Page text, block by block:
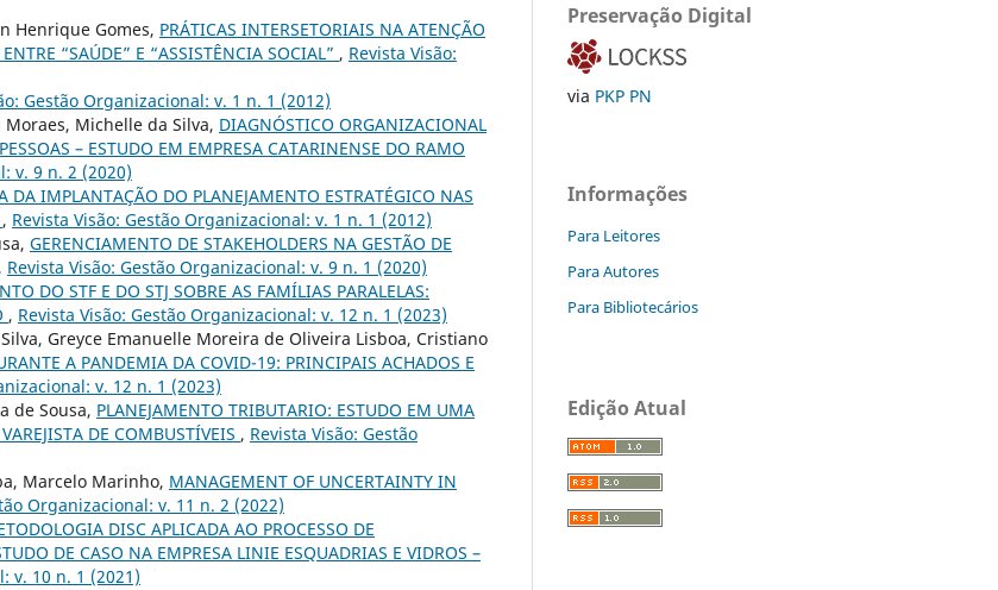
Henrique Gomes, PRÁTICAS INTERSETORIAIS NA ATENÇÃO
“SAÚDE” E “ASSISTÊNCIA SOCIAL” , Revista Visão:
Gestão Organizacional: v. 1 n. 1 (2012)
Moraes, Michelle da Silva, DIAGNÓSTICO ORGANIZACIONAL
– ESTUDO EM EMPRESA CATARINENSE DO RAMO
v. 9 n. 2 (2020)
DA IMPLANTAÇÃO DO PLANEJAMENTO ESTRATÉGICO NAS
, Revista Visão: Gestão Organizacional: v. 1 n. 1 (2012)
GERENCIAMENTO DE STAKEHOLDERS NA GESTÃO DE
, Revista Visão: Gestão Organizacional: v. 9 n. 1 (2020)
DO STF E DO STJ SOBRE AS FAMÍLIAS PARALELAS:
, Revista Visão: Gestão Organizacional: v. 12 n. 1 (2023)
Greyce Emanuelle Moreira de Oliveira Lisboa, Cristiano
A PANDEMIA DA COVID-19: PRINCIPAIS ACHADOS E
v. 12 n. 1 (2023)
de Sousa, PLANEJAMENTO TRIBUTARIO: ESTUDO EM UMA
DE COMBUSTÍVEIS , Revista Visão: Gestão
Marcelo Marinho, MANAGEMENT OF UNCERTAINTY IN
Organizacional: v. 11 n. 2 (2022)
DISC APLICADA AO PROCESSO DE
DE CASO NA EMPRESA LINIE ESQUADRIAS E VIDROS –
v. 10 n. 1 (2021)
Preservação Digital
via PKP PN
Informações
Para Leitores
Para Autores
Para Bibliotecários
Edição Atual